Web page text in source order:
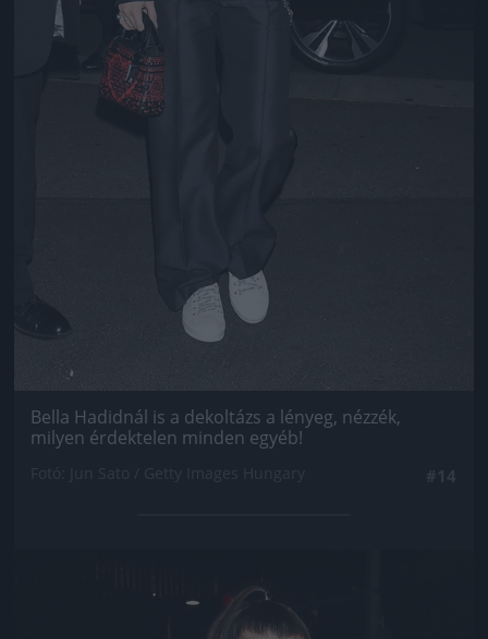
Bella Hadidnál is a dekoltázs a lényeg, nézzék,
milyen érdektelen minden egyéb!
Jön még kép!